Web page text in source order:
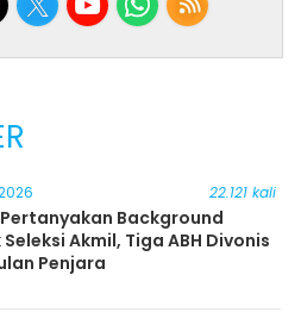
22.121 kali
Background
Akmil, Tiga ABH Divonis
Penjara